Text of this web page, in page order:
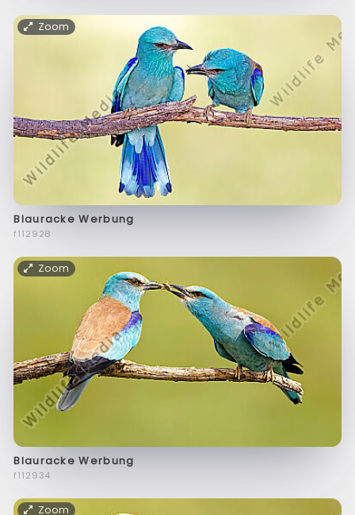
Zoom
Blauracke Werbung
f112928
Zoom
Blauracke Werbung
f112934
Zoom